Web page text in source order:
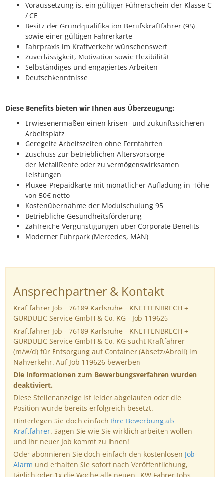
Voraussetzung ist ein gültiger Führerschein der Klasse C
/ CE
Besitz der Grundqualifikation Berufskraftfahrer (95)
sowie einer gültigen Fahrerkarte
Fahrpraxis im Kraftverkehr wünschenswert
Zuverlässigkeit, Motivation sowie Flexibilität
Selbständiges und engagiertes Arbeiten
Deutschkenntnisse
Diese Benefits bieten wir Ihnen aus Überzeugung:
Erwiesenermaßen einen krisen- und zukunftssicheren
Arbeitsplatz
Geregelte Arbeitszeiten ohne Fernfahrten
Zuschuss zur betrieblichen Altersvorsorge
der MetallRente oder zu vermögenswirksamen
Leistungen
Pluxee-Prepaidkarte mit monatlicher Aufladung in Höhe
von 50€ netto
Kostenübernahme der Modulschulung 95
Betriebliche Gesundheitsförderung
Zahlreiche Vergünstigungen über Corporate Benefits
Moderner Fuhrpark (Mercedes, MAN)
Ansprechpartner & Kontakt
Kraftfahrer Job - 76189 Karlsruhe - KNETTENBRECH +
GURDULIC Service GmbH & Co. KG - Job 119626
Kraftfahrer Job - 76189 Karlsruhe - KNETTENBRECH +
GURDULIC Service GmbH & Co. KG sucht Kraftfahrer
(m/w/d) für Entsorgung auf Container (Absetz/Abroll) im
Nahverkehr. Auf Job 119626 bewerben
Die Informationen zum Bewerbungsverfahren wurden
deaktiviert.
Diese Stellenanzeige ist leider abgelaufen oder die
Position wurde bereits erfolgreich besetzt.
Hinterlegen Sie doch einfach Ihre Bewerbung als
Kraftfahrer. Sagen Sie wie Sie wirklich arbeiten wollen
und Ihr neuer Job kommt zu Ihnen!
Oder abonnieren Sie doch einfach den kostenlosen Job-
Alarm und erhalten Sie sofort nach Veröffentlichung,
täglich oder 1x die Woche alle neuen LKW Fahrer Jobs